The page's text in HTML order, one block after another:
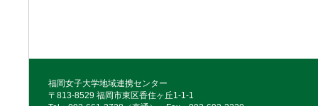
福岡女子大学地域連携センター
〒813-8529 福岡市東区香住ヶ丘1-1-1